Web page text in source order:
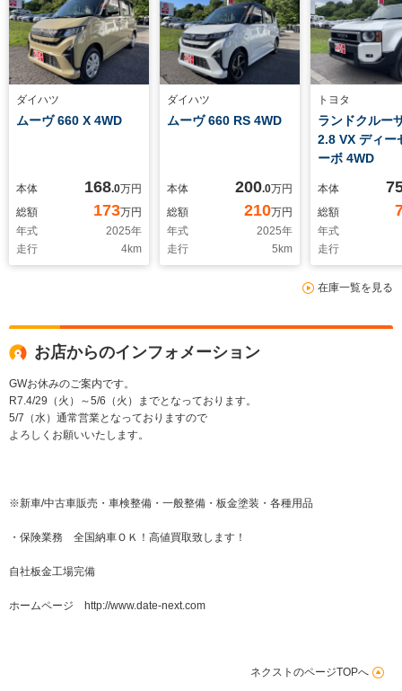
ダイハツ
ムーヴ 660 X 4WD
本体 168.0万円
総額
173万円
年式
2025年
走行
4km
ダイハツ
ムーヴ 660 RS 4WD
本体 200.0万円
総額
210万円
年式
2025年
走行
5 km
トヨタ
ランドクルー
2.8 VX ディー
ーボ 4WD
本体
総額
年式
走行
在庫一覧を見る
お店からのインフォメーション
GWお休みのご案内です。
R7.4/29（火）～5/6（火）までとなっております。
5/7（水）通常営業となっておりますので
よろしくお願いいたします。
※新車/中古車販売・車検整備・一般整備・板金塗装・各種用品
・保険業務 全国納車ＯＫ！高値買取致します！
自社板金工場完備
ホームページ http://www.date-next.com
ネクストのページTOPへ